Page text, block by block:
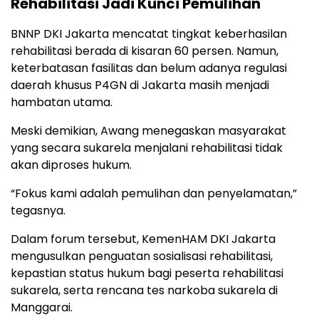
BNNP DKI Jakarta mencatat tingkat keberhasilan
rehabilitasi berada di kisaran 60 persen. Namun,
keterbatasan fasilitas dan belum adanya regulasi
daerah khusus P4GN di Jakarta masih menjadi
hambatan utama.
Meski demikian, Awang menegaskan masyarakat
yang secara sukarela menjalani rehabilitasi tidak
akan diproses hukum.
“Fokus kami adalah pemulihan dan penyelamatan,”
tegasnya.
Dalam forum tersebut, KemenHAM DKI Jakarta
mengusulkan penguatan sosialisasi rehabilitasi,
kepastian status hukum bagi peserta rehabilitasi
sukarela, serta rencana tes narkoba sukarela di
Manggarai.